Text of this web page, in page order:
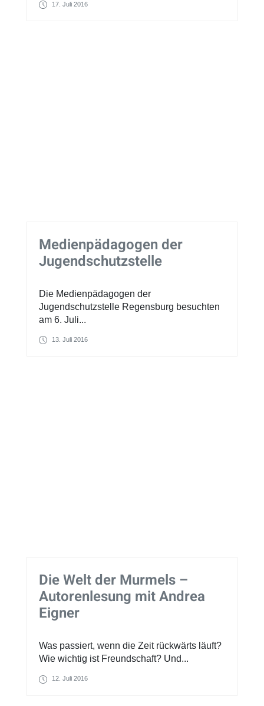
17. Juli 2016
Medienpädagogen der
Jugendschutzstelle
Die Medienpädagogen der
Jugendschutzstelle Regensburg besuchten
am 6. Juli...
13. Juli 2016
Die Welt der Murmels –
Autorenlesung mit Andrea
Eigner
Was passiert, wenn die Zeit rückwärts läuft?
Wie wichtig ist Freundschaft? Und...
12. Juli 2016